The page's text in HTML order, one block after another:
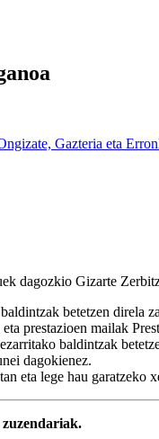
Gazteria eta
dagozkio Gizarte
betetzen direla
prestazioen mailak
baldintzak
dagokienez.
eta lege hau garatzeko